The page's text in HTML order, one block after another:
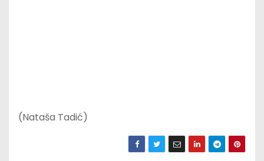
(Nataša Tadić)